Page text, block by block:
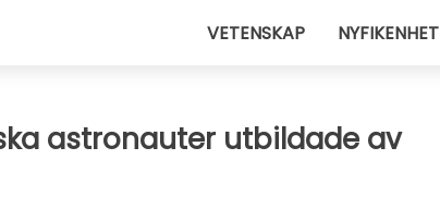
VETENSKAP NYFIKENHET
astronauter utbildade av